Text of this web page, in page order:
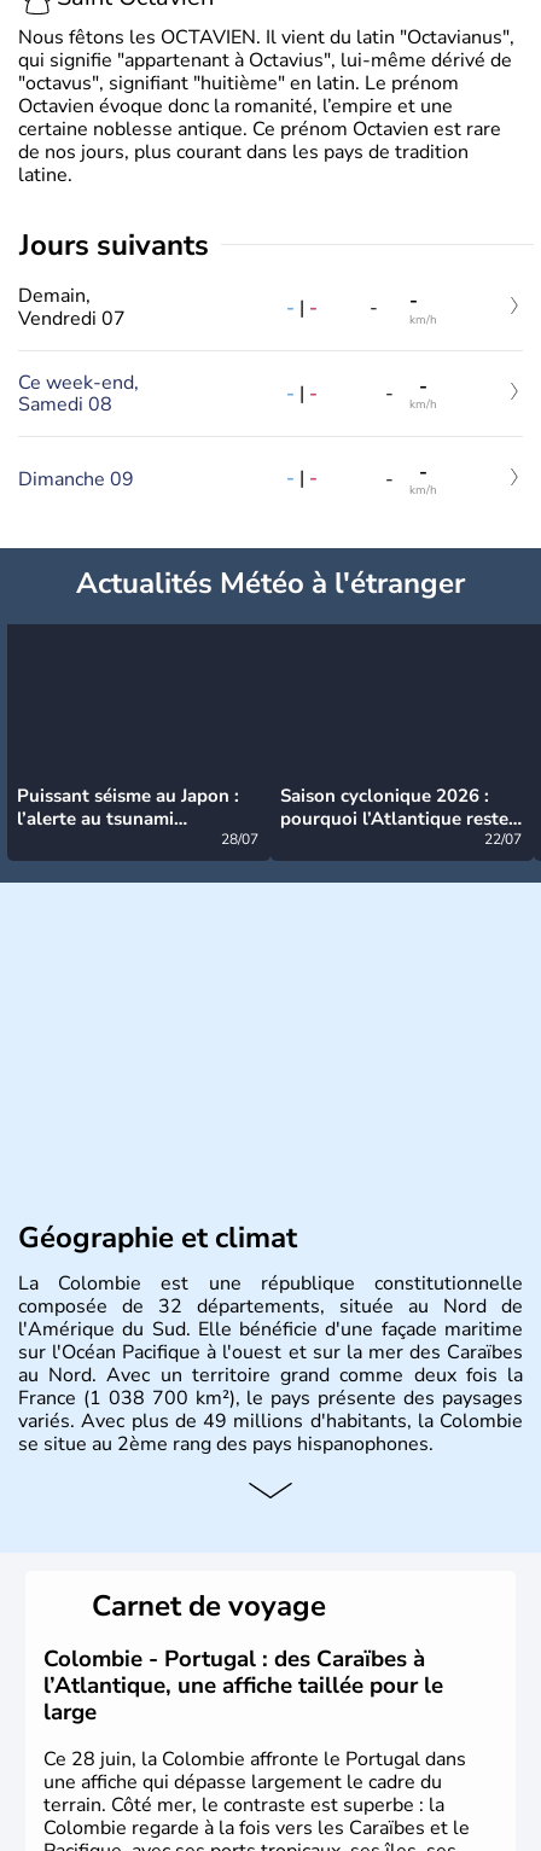
Nous fêtons les OCTAVIEN. Il vient du latin "Octavianus",
qui signifie "appartenant à Octavius", lui-même dérivé de
"octavus", signifiant "huitième" en latin. Le prénom
Octavien évoque donc la romanité, l’empire et une
certaine noblesse antique. Ce prénom Octavien est rare
de nos jours, plus courant dans les pays de tradition
latine.
jours suivants
Demain,
Vendredi 07
- | - - -
km/h
Ce week-end,
Samedi 08
- | - - -
km/h
Dimanche 09 - | - - -
km/h
Actualités Météo à l'étranger
Puissant séisme au Japon :
l’alerte au tsunami
28/07
Saison cyclonique 2026 :
pourquoi l’Atlantique reste
22/07
Géographie et climat
La Colombie est une république constitutionnelle
composée de 32 départements, située au Nord de
l'Amérique du Sud. Elle bénéficie d'une façade maritime
sur l'Océan Pacifique à l'ouest et sur la mer des Caraïbes
au Nord. Avec un territoire grand comme deux fois la
France (1 038 700 km²), le pays présente des paysages
variés. Avec plus de 49 millions d'habitants, la Colombie
se situe au 2ème rang des pays hispanophones.
Histoire et administration
en 1538, qui est toujours la capitale. C'est en 1810, que
le premier parlement s'établit à Bogotà, suivi en 1813
par la proclamation de l'indépendance. la Colombie est
une République depuis 1830.
Carnet de voyage
Colombie - Portugal : des Caraïbes à
l’Atlantique, une affiche taillée pour le
large
Ce 28 juin, la Colombie affronte le Portugal dans
une affiche qui dépasse largement le cadre du
terrain. Côté mer, le contraste est superbe : la
Colombie regarde à la fois vers les Caraïbes et le